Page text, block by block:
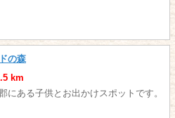
の森
km
にある子供とお出かけスポットです。